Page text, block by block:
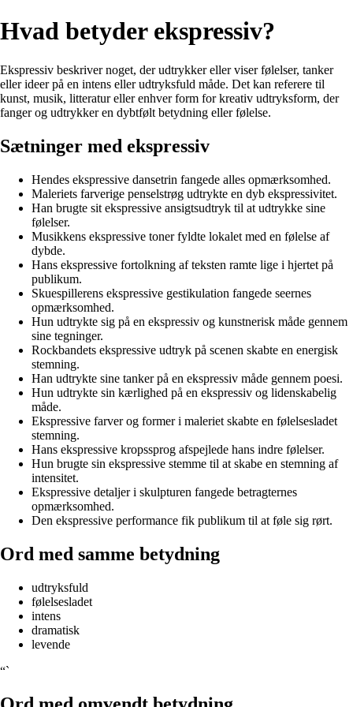
Hvad betyder ekspressiv?
Ekspressiv beskriver noget, der udtrykker eller viser følelser, tanker
eller ideer på en intens eller udtryksfuld måde. Det kan referere til
kunst, musik, litteratur eller enhver form for kreativ udtryksform, der
fanger og udtrykker en dybtfølt betydning eller følelse.
Sætninger med ekspressiv
Hendes ekspressive dansetrin fangede alles opmærksomhed.
Maleriets farverige penselstrøg udtrykte en dyb ekspressivitet.
Han brugte sit ekspressive ansigtsudtryk til at udtrykke sine
følelser.
Musikkens ekspressive toner fyldte lokalet med en følelse af
dybde.
Hans ekspressive fortolkning af teksten ramte lige i hjertet på
publikum.
Skuespillerens ekspressive gestikulation fangede seernes
opmærksomhed.
Hun udtrykte sig på en ekspressiv og kunstnerisk måde gennem
sine tegninger.
Rockbandets ekspressive udtryk på scenen skabte en energisk
stemning.
Han udtrykte sine tanker på en ekspressiv måde gennem poesi.
Hun udtrykte sin kærlighed på en ekspressiv og lidenskabelig
måde.
Ekspressive farver og former i maleriet skabte en følelsesladet
stemning.
Hans ekspressive kropssprog afspejlede hans indre følelser.
Hun brugte sin ekspressive stemme til at skabe en stemning af
intensitet.
Ekspressive detaljer i skulpturen fangede betragternes
opmærksomhed.
Den ekspressive performance fik publikum til at føle sig rørt.
Ord med samme betydning
udtryksfuld
følelsesladet
intens
dramatisk
levende
“`